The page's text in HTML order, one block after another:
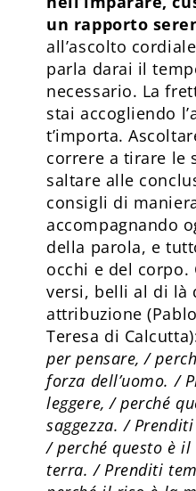
un rapporto
all’ascolto
parla darai il
necessario. La
stai accogliendo
t’importa.
correre a tirare le
saltare alle
consigli di
accompagnando
della parola, e
occhi e del corpo.
versi, belli al di là
attribuzione
Teresa di
per pensare, /
forza dell’uomo. /
leggere, / perché
saggezza. /
/ perché questo è
terra. / Prenditi